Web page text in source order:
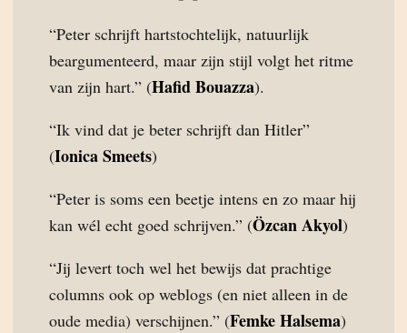
“Peter schrijft hartstochtelijk, natuurlijk
beargumenteerd, maar zijn stijl volgt het ritme
van zijn hart.” (Hafid Bouazza).
“Ik vind dat je beter schrijft dan Hitler”
(Ionica Smeets)
“Peter is soms een beetje intens en zo maar hij
kan wél echt goed schrijven.” (Özcan Akyol)
“Jij levert toch wel het bewijs dat prachtige
columns ook op weblogs (en niet alleen in de
oude media) verschijnen.” (Femke Halsema)